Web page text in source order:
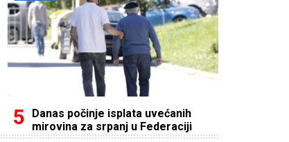
Danas počinje isplata uvećanih
mirovina za srpanj u Federaciji